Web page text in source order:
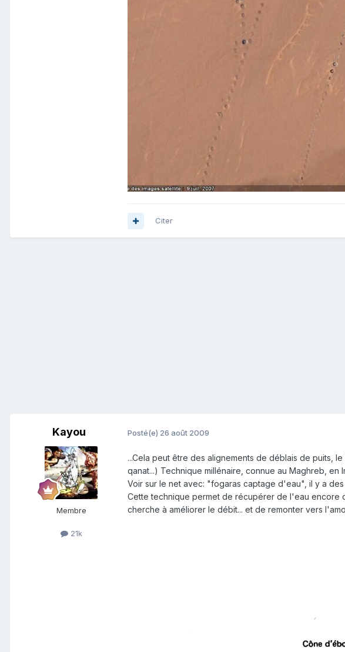
Citer
Kayou
Membre
21k
Posté(e) 26 août 2009
...Cela peut être des alignements de déblais de puits,
qanat...) Technique millénaire, connue au Maghreb, en
Voir sur le net avec: "fogaras captage d'eau", il y a
Cette technique permet de récupérer de l'eau encore
cherche à améliorer le débit... et de remonter vers